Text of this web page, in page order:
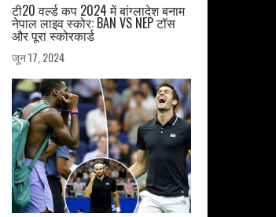
टी20 वर्ल्ड कप 2024 में बांग्लादेश बनाम
नेपाल लाइव स्कोर: BAN VS NEP टॉस
और पूरा स्कोरकार्ड
जून 17, 2024